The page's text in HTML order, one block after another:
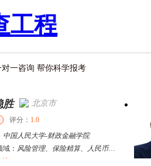
工程
对一咨询 帮你科学报考
胜 北京市
评分： 1.0
中国人民大学-财政金融学院
： 风险管理、保险精算、人民币国际化
询